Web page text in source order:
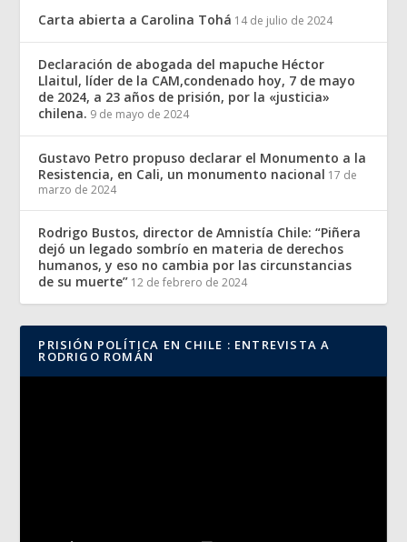
Carta abierta a Carolina Tohá 14 de julio de 2024
Declaración de abogada del mapuche Héctor
Llaitul, líder de la CAM,condenado hoy, 7 de mayo
de 2024, a 23 años de prisión, por la «justicia»
chilena. 9 de mayo de 2024
Gustavo Petro propuso declarar el Monumento a la
Resistencia, en Cali, un monumento nacional 17 de
marzo de 2024
Rodrigo Bustos, director de Amnistía Chile: “Piñera
dejó un legado sombrío en materia de derechos
humanos, y eso no cambia por las circunstancias
de su muerte” 12 de febrero de 2024
PRISIÓN POLÍTICA EN CHILE : ENTREVISTA A
RODRIGO ROMÁN